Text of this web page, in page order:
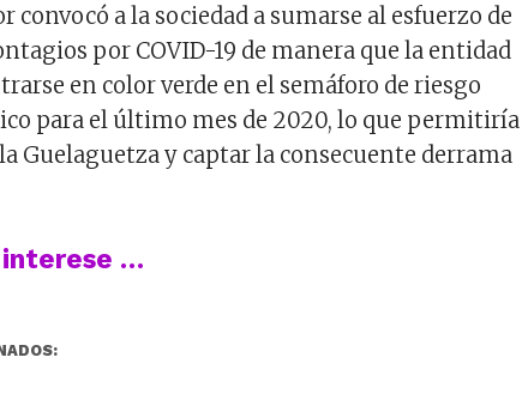
convocó a la sociedad a sumarse al esfuerzo de
por COVID-19 de manera que la entidad
en color verde en el semáforo de riesgo
para el último mes de 2020, lo que permitiría
Guelaguetza y captar la consecuente derrama
…